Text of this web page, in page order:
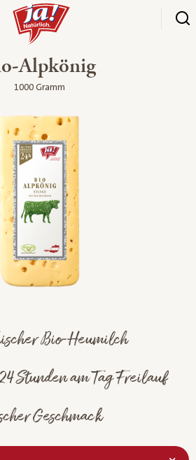
Alpkönig
1000 Gramm
Bio-Heumilch
Stunden am Tag Freilauf
Geschmack